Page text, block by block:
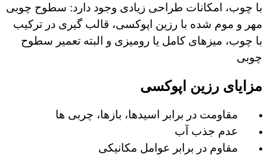
با چوب، امکانات طراحی زیادی وجود دارد: سطوح چوبی
مهر و موم شده با رزین اپوکسی، قالب گیری در ترکیب
با چوب، میزهای کامل یا رومیزی و البته تعمیر سطوح
چوبی
مزایای رزین اپوکسی
مقاومت در برابر اسیدها، بازها، چربی ها
عدم جذب آب
مقاوم در برابر عوامل مکانیکی